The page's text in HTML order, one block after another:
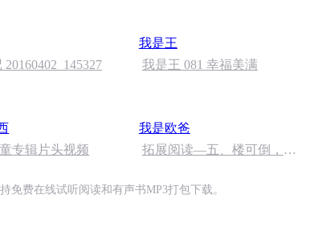
77 后记 20160402_145327
我是王
我是王 081 幸福美满
专辑片头视频
我是欧爸
拓展阅读—五、楼可倒，人
倒（3）
费在线试听阅读和有声书MP3打包下载。